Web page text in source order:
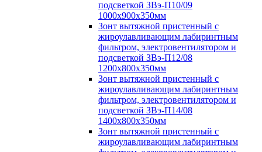
подсветкой ЗВэ-П10/09
1000х900х350мм
Зонт вытяжной пристенный с
жироулавливающим лабиринтным
фильтром, электровентилятором и
подсветкой ЗВэ-П12/08
1200х800х350мм
Зонт вытяжной пристенный с
жироулавливающим лабиринтным
фильтром, электровентилятором и
подсветкой ЗВэ-П14/08
1400х800х350мм
Зонт вытяжной пристенный с
жироулавливающим лабиринтным